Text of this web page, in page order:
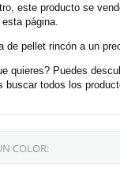
este producto se
página.
pellet rincón a un
quieres? Puedes
todos los
COLOR: